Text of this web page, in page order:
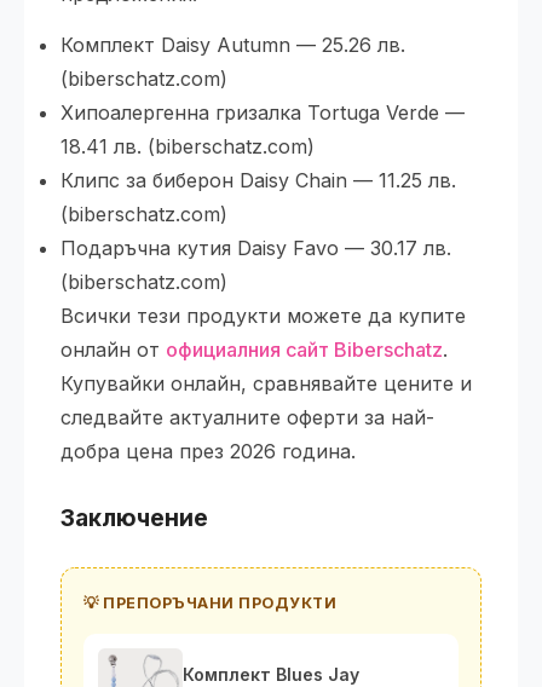
Комплект Daisy Autumn — 25.26 лв.
(biberschatz.com)
Хипоалергенна гризалка Tortuga Verde —
18.41 лв. (biberschatz.com)
Клипс за биберон Daisy Chain — 11.25 лв.
(biberschatz.com)
Подаръчна кутия Daisy Favo — 30.17 лв.
(biberschatz.com)
Всички тези продукти можете да купите
онлайн от официалния сайт Biberschatz.
Купувайки онлайн, сравнявайте цените и
следвайте актуалните оферти за най-
добра цена през 2026 година.
Заключение
💡 ПРЕПОРЪЧАНИ ПРОДУКТИ
Комплект Blues Jay